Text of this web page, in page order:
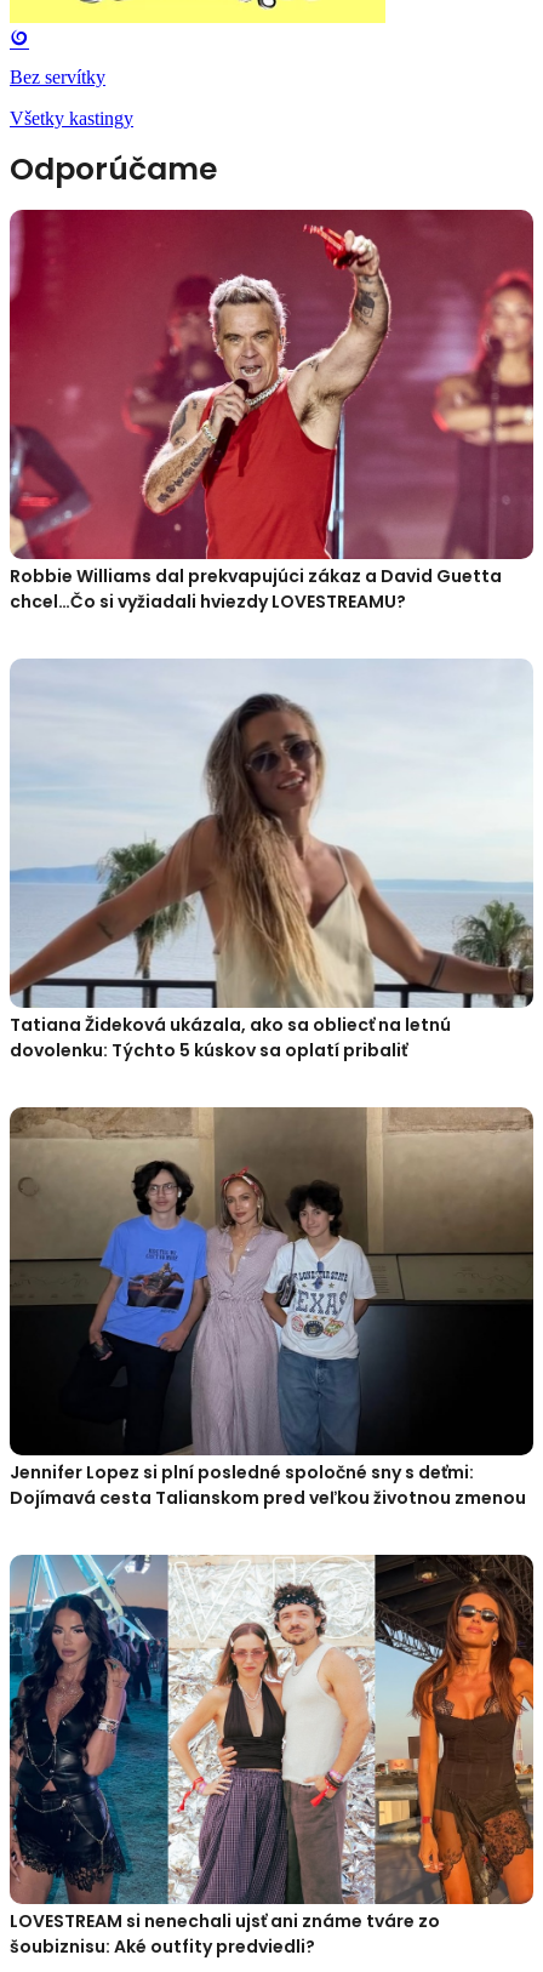
Bez servítky
Všetky kastingy
Odporúčame
Robbie Williams dal prekvapujúci zákaz a David Guetta
chcel…Čo si vyžiadali hviezdy LOVESTREAMU?
Tatiana Žideková ukázala, ako sa obliecť na letnú
dovolenku: Týchto 5 kúskov sa oplatí pribaliť
Jennifer Lopez si plní posledné spoločné sny s deťmi:
Dojímavá cesta Talianskom pred veľkou životnou zmenou
LOVESTREAM si nenechali ujsť ani známe tváre zo
šoubiznisu: Aké outfity predviedli?